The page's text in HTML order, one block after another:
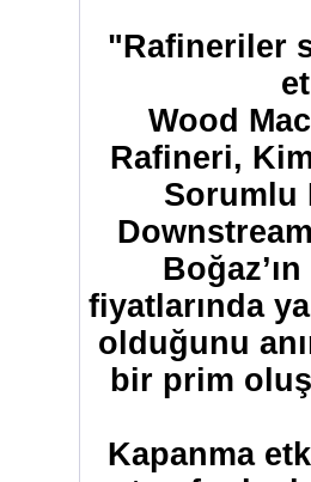
"Rafineriler
Wood
Rafineri,
Sorumlu
fiyatlarında
olduğunu
bir prim
Kapanma